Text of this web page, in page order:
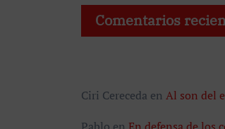
Comentarios
Ciri Cereceda en Al son del